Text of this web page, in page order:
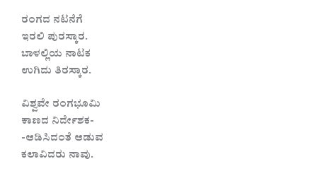
ರಂಗದ ನಟನೆಗೆ
ಇರಲಿ ಪುರಸ್ಕಾರ.
ಬಾಳಲ್ಲಿಯ ನಾಟಕ
ಉಗಿದು ತಿರಸ್ಕಾರ.
ವಿಶ್ವವೇ ರಂಗಭೂಮಿ
ಕಾಣದ ನಿರ್ದೇಶಕ-
-ಆಡಿಸಿದಂತೆ ಆಡುವ
ಕಲಾವಿದರು ನಾವು.